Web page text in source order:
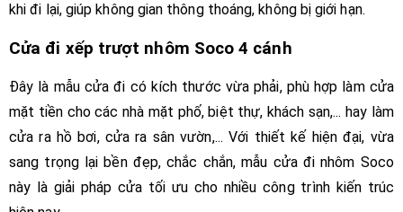
khi đi lại, giúp không gian thông thoáng, không bị giới hạn.
Cửa đi xếp trượt nhôm Soco 4 cánh
Đây là mẫu cửa đi có kích thước vừa phải, phù hợp làm cửa
mặt tiền cho các nhà mặt phố, biệt thự, khách sạn,... hay làm
cửa ra hồ bơi, cửa ra sân vườn,... Với thiết kế hiện đại, vừa
sang trọng lại bền đẹp, chắc chắn, mẫu cửa đi nhôm Soco
này là giải pháp cửa tối ưu cho nhiều công trình kiến trúc